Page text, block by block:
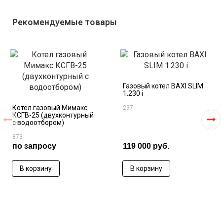
Рекомендуемые товары
Котел газовый Мимакс
КСГВ-25 (двухконтурный
с водоотбором)
873
по запросу
В корзину
Газовый котел BAXI SLIM
1.230 i
297
119 000 руб.
В корзину